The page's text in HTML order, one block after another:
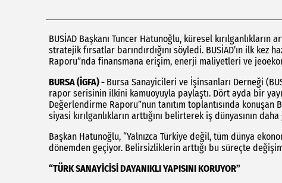
BUSİAD Başkanı Tuncer Hatunoğlu, küresel
stratejik fırsatlar barındırdığını söyledi. BUSİAD’ın ilk kez
Raporu”nda finansmana erişim, enerji maliyetleri ve
BURSA (İGFA) - Bursa Sanayicileri ve İşinsanları Derneği
rapor serisinin ilkini kamuoyuyla paylaştı. Dört ayda bir
Değerlendirme Raporu”nun tanıtım toplantısında konuşan
siyasi kırılganlıkların arttığını belirterek iş dünyasının
Başkan Hatunoğlu, “Yalnızca Türkiye değil, tüm dünya
dönemden geçiyor. Belirsizliklerin arttığı bu süreçte
“TÜRK SANAYİCİSİ DAYANIKLI YAPISINI KORUYOR”